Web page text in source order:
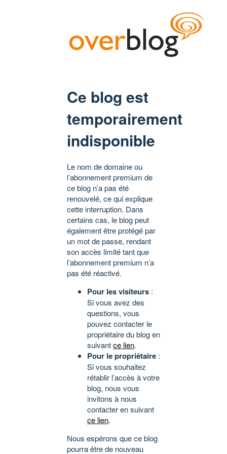
Ce blog est
temporairement
indisponible
Le nom de domaine ou
l’abonnement premium de
ce blog n’a pas été
renouvelé, ce qui explique
cette interruption. Dans
certains cas, le blog peut
également être protégé par
un mot de passe, rendant
son accès limité tant que
l’abonnement premium n’a
pas été réactivé.
Pour les visiteurs :
Si vous avez des
questions, vous
pouvez contacter le
propriétaire du blog en
suivantce lien.
Pour le propriétaire :
Si vous souhaitez
rétablir l’accès à votre
blog, nous vous
invitons à nous
contacter en suivant
ce lien.
Nous espérons que ce blog
pourra être de nouveau